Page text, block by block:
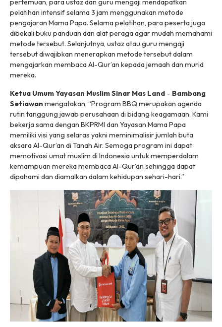
pertemuan, para ustaz dan guru mengaji mendapatkan
pelatihan intensif selama 3 jam menggunakan metode
pengajaran Mama Papa. Selama pelatihan, para peserta juga
dibekali buku panduan dan alat peraga agar mudah memahami
metode tersebut. Selanjutnya, ustaz atau guru mengaji
tersebut diwajibkan menerapkan metode tersebut dalam
mengajarkan membaca Al-Qur’an kepada jemaah dan murid
mereka.
Ketua Umum Yayasan Muslim Sinar Mas Land – Bambang
Setiawan mengatakan, “Program BBQ merupakan agenda
rutin tanggung jawab perusahaan di bidang keagamaan. Kami
bekerja sama dengan BKPRMI dan Yayasan Mama Papa
memiliki visi yang selaras yakni meminimalisir jumlah buta
aksara Al-Qur’an di Tanah Air. Semoga program ini dapat
memotivasi umat muslim di Indonesia untuk memperdalam
kemampuan mereka membaca Al-Qur’an sehingga dapat
dipahami dan diamalkan dalam kehidupan sehari-hari.”